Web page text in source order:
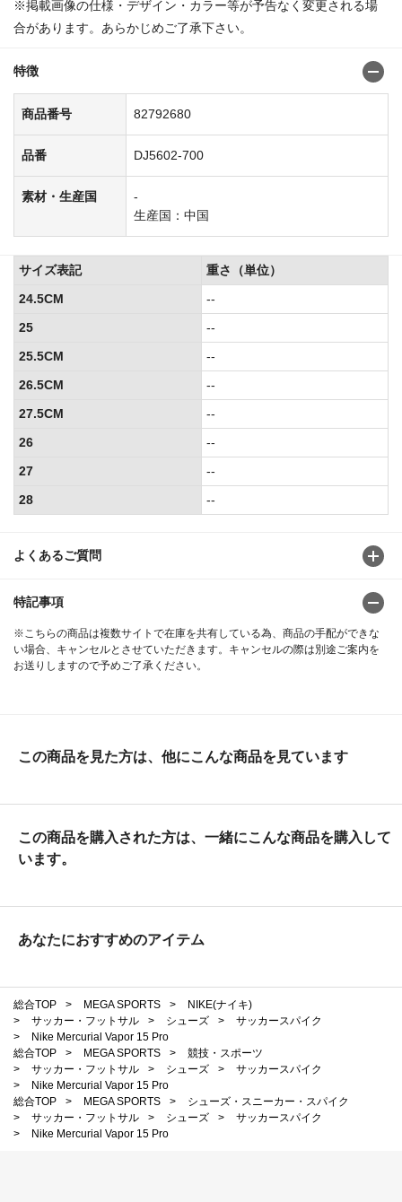
※掲載画像の仕様・デザイン・カラー等が予告なく変更される場
合があります。あらかじめご了承下さい。
特徴
商品番号 82792680
品番 DJ5602-700
素材・生産国
-
生産国：中国
よくあるご質問
特記事項
※こちらの商品は複数サイトで在庫を共有している為、商品の手配ができな
い場合、キャンセルとさせていただきます。キャンセルの際は別途ご案内を
お送りしますので予めご了承ください。
サイズ表記
重さ（単位）
24.5CM
--
25
--
25.5CM
--
26.5CM
--
27.5CM
--
26
--
27
--
28
--
この商品を見た方は、他にこんな商品を見ています
この商品を購入された方は、一緒にこんな商品を購入して
います。
あなたにおすすめのアイテム
総合TOP > MEGA SPORTS >
NIKE(ナイキ)
>
サッカー・フットサル > シューズ >
サッカースパイク
>
Nike Mercurial Vapor 15 Pro
総合TOP
> MEGA SPORTS >
競技・スポーツ
>
サッカー・フットサル > シューズ >
サッカースパイク
>
Nike Mercurial Vapor 15 Pro
総合TOP
> MEGA SPORTS >
シューズ・スニーカー・スパイク
>
サッカー・フットサル > シューズ >
サッカースパイク
>
Nike Mercurial Vapor 15 Pro